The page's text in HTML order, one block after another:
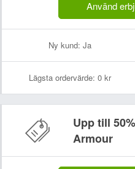
Använd
Ny kund: Ja
Lägsta ordervärde: 0 kr
Upp till
Armour